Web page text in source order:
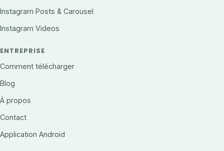
Instagram Posts & Carousel
Instagram Videos
ENTREPRISE
Comment télécharger
Blog
À propos
Contact
Application Android